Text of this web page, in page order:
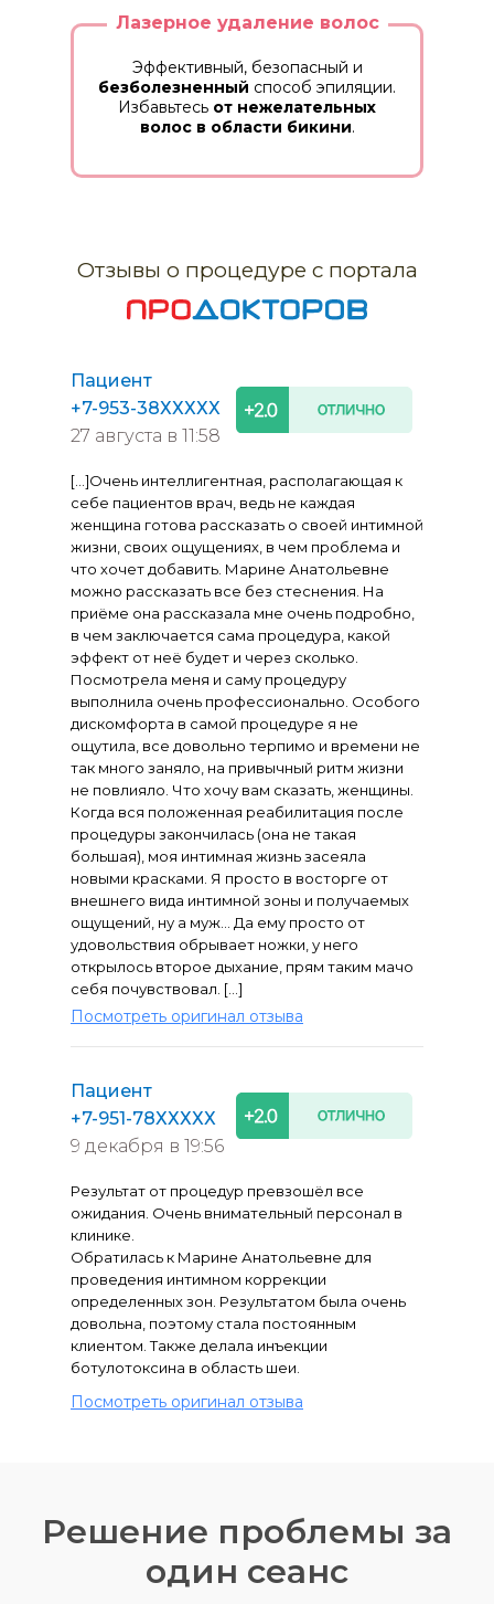
становитсяувлажненной.Уходят
сравнимое
ощущение молодости
Лазерное удаление волос
Эффективный, безопасный и
безболезненный способ эпиляции.
Избавьтесь от нежелательных
волос в области бикини.
Отзывы о процедуре с портала
Пациент
27 августа в 11:58
+7-953-38ХХХХХ
Пациент
+7-951-78ХХХХХ
9 декабря в 19:56
[...]Очень интеллигентная, располагающая к
себе пациентов врач, ведь не каждая
женщина готова рассказать о своей интимной
жизни, своих ощущениях, в чем проблема и
что хочет добавить. Марине Анатольевне
можно рассказать все без стеснения. На
приёме она рассказала мне очень подробно,
в чем заключается сама процедура, какой
эффект от неё будет и через сколько.
Посмотрела меня и саму процедуру
выполнила очень профессионально. Особого
дискомфорта в самой процедуре я не
ощутила, все довольно терпимо и времени не
так много заняло, на привычный ритм жизни
не повлияло. Что хочу вам сказать, женщины.
Когда вся положенная реабилитация после
процедуры закончилась (она не такая
большая), моя интимная жизнь засеяла
новыми красками. Я просто в восторге от
внешнего вида интимной зоны и получаемых
ощущений, ну а муж... Да ему просто от
удовольствия обрывает ножки, у него
открылось второе дыхание, прям таким мачо
себя почувствовал. [...]
Результат от процедур превзошёл все
ожидания. Очень внимательный персонал в
клинике.
Обратилась к Марине Анатольевне для
проведения интимном коррекции
определенных зон. Результатом была очень
довольна, поэтому стала постоянным
клиентом. Также делала инъекции
ботулотоксина в область шеи.
Посмотреть оригинал отзыва
Посмотреть оригинал отзыва
Решение проблемы за
один сеанс